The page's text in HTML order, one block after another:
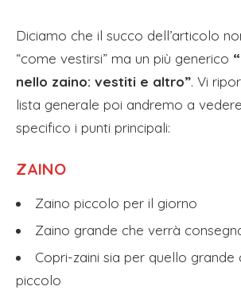
Diciamo che il succo dell’articolo
“come vestirsi” ma un più generico
nello zaino: vestiti e altro”. Vi
lista generale poi andremo a
specifico i punti principali:
ZAINO
Zaino piccolo per il giorno
Zaino grande che verrà
Copri-zaini sia per quello grande
piccolo